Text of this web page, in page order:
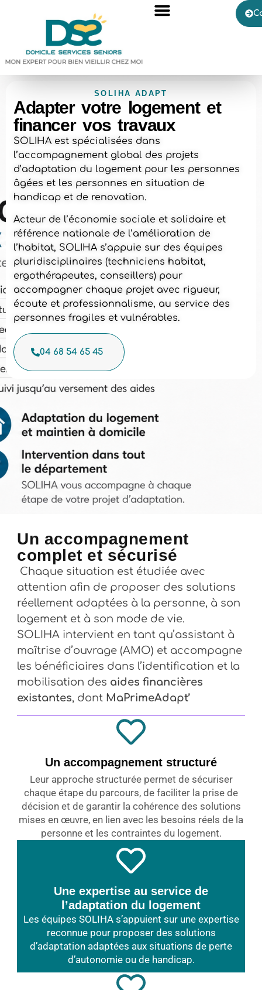
SOLIHA ADAPT
Adapter votre logement et
financer vos travaux
SOLIHA est spécialisées dans
l’accompagnement global des projets
d’adaptation du logement pour les personnes
âgées et les personnes en situation de
handicap et de renovation.
Acteur de l’économie sociale et solidaire et
référence nationale de l’amélioration de
l’habitat, SOLIHA s’appuie sur des équipes
pluridisciplinaires (techniciens habitat,
ergothérapeutes, conseillers) pour
accompagner chaque projet avec rigueur,
écoute et professionnalisme, au service des
personnes fragiles et vulnérables.
04 68 54 65 45
Un accompagnement
complet et sécurisé
Chaque situation est étudiée avec
attention afin de proposer des solutions
réellement adaptées à la personne, à son
logement et à son mode de vie.
SOLIHA intervient en tant qu’assistant à
maîtrise d’ouvrage (AMO) et accompagne
les bénéficiaires dans l’identification et la
mobilisation des aides financières
existantes, dont MaPrimeAdapt’
Un accompagnement structuré
Leur approche structurée permet de sécuriser
chaque étape du parcours, de faciliter la prise de
décision et de garantir la cohérence des solutions
mises en œuvre, en lien avec les besoins réels de la
personne et les contraintes du logement.
Une expertise au service de
l’adaptation du logement
Les équipes SOLIHA s’appuient sur une expertise
reconnue pour proposer des solutions
d’adaptation adaptées aux situations de perte
d’autonomie ou de handicap.